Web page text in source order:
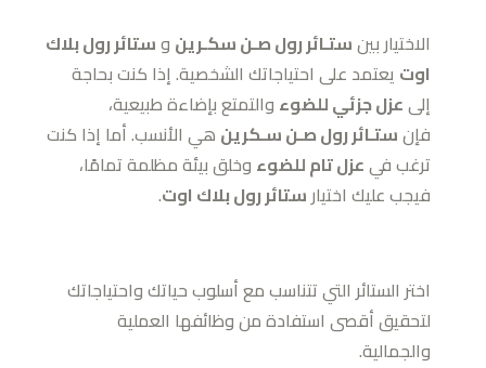
الاختيار بينستـائر رول صـن سكـرين وستائر رول بلاك
اوت يعتمد على احتياجاتك الشخصية. إذا كنت بحاجة
إلىعزل جزئي للضوء والتمتع بإضاءة طبيعية،
فإنستـائر رول صـن سـكرين هي الأنسب. أما إذا كنت
ترغب فيعزل تام للضوء وخلق بيئة مظلمة تمامًا،
فيجب عليك اختيار ستائر رول بلاك اوت.
اختر الستائر التي تتناسب مع أسلوب حياتك واحتياجاتك
لتحقيق أقصى استفادة من وظائفها العملية
والجمالية.